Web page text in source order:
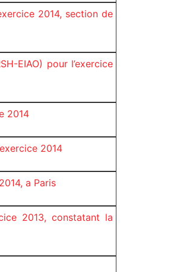
2014, section de
EIAO) pour l’exercice
2014
2014
a Paris
2013, constatant la